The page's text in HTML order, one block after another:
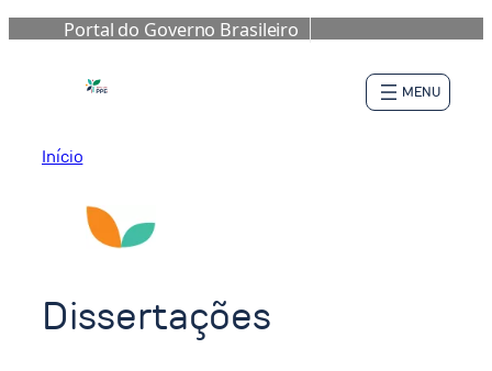
Portal do Governo Brasileiro
Início
Dissertações